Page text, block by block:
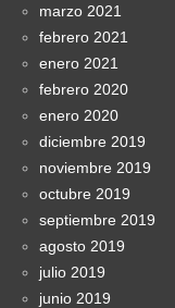
marzo 2021
febrero 2021
enero 2021
febrero 2020
enero 2020
diciembre 2019
noviembre 2019
octubre 2019
septiembre 2019
agosto 2019
julio 2019
junio 2019